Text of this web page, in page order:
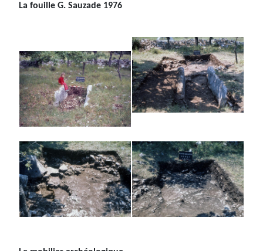
La fouille G. Sauzade 1976